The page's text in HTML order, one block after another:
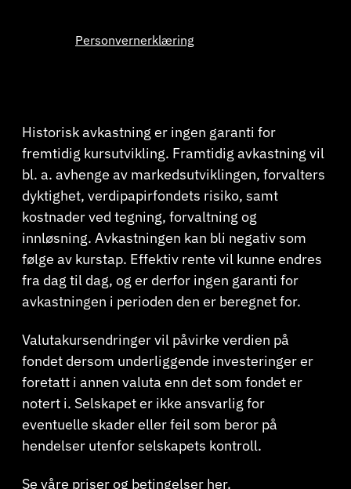
Personvernerklæring
Historisk avkastning er ingen garanti for
fremtidig kursutvikling. Framtidig avkastning vil
bl. a. avhenge av markedsutviklingen, forvalters
dyktighet, verdipapirfondets risiko, samt
kostnader ved tegning, forvaltning og
innløsning. Avkastningen kan bli negativ som
følge av kurstap. Effektiv rente vil kunne endres
fra dag til dag, og er derfor ingen garanti for
avkastningen i perioden den er beregnet for.
Valutakursendringer vil påvirke verdien på
fondet dersom underliggende investeringer er
foretatt i annen valuta enn det som fondet er
notert i. Selskapet er ikke ansvarlig for
eventuelle skader eller feil som beror på
hendelser utenfor selskapets kontroll.
Se våre priser og betingelser her.